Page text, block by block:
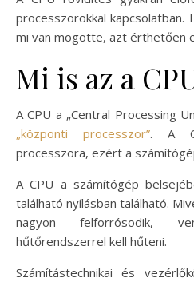
processzorokkal
mi van mögötte, azt érthetően
Mi is az a
A CPU a „Central Processing
„központi processzor”. A
processzora, ezért a
A CPU a számítógép
található nyílásban található.
nagyon felforrósodik,
hűtőrendszerrel kell hűteni.
Számítástechnikai és